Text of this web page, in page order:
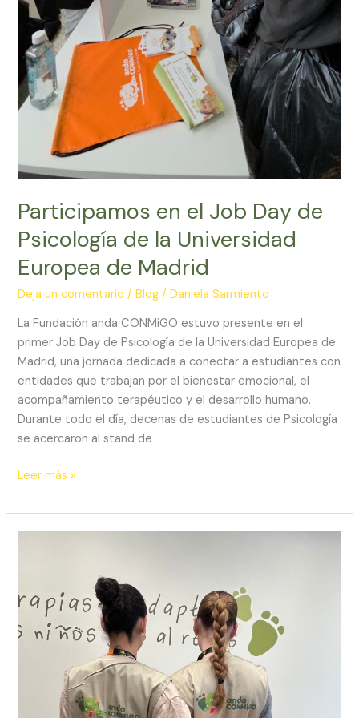
Participamos en el Job Day de
Psicología de la Universidad
Europea de Madrid
Deja un comentario /Blog /Daniela Sarmiento
La Fundación anda CONMiGO estuvo presente en el
primer Job Day de Psicología de la Universidad Europea de
Madrid, una jornada dedicada a conectar a estudiantes con
entidades que trabajan por el bienestar emocional, el
acompañamiento terapéutico y el desarrollo humano.
Durante todo el día, decenas de estudiantes de Psicología
se acercaron al stand de
Leer más »
y
Consejería